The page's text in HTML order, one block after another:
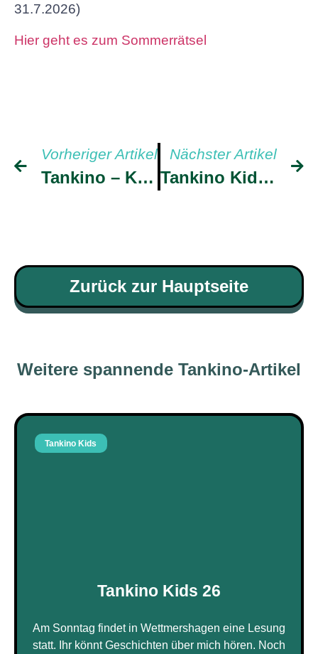
31.7.2026)
Hier geht es zum Sommerrätsel
Vorheriger Artikel
Tankino – Kids 30
Nächster Artikel
Tankino Kids 32
Zurück zur Hauptseite
Weitere spannende Tankino-Artikel
Tankino Kids
Tankino Kids 26
Am Sonntag findet in Wettmershagen eine Lesung
statt. Ihr könnt Geschichten über mich hören. Noch